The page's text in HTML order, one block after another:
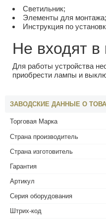
Светильник;
Элементы для монтажа;
Инструкция по
Не входят в
Для работы устройства
приобрести лампы и
ЗАВОДСКИЕ ДАННЫЕ О
Торговая Марка
Страна производитель
Страна изготовитель
Гарантия
Артикул
Серия оборудования
Штрих-код